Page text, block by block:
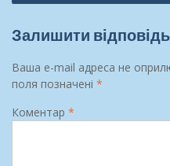
Залишити відповідь
Ваша e-mail адреса не
поля позначені *
Коментар *